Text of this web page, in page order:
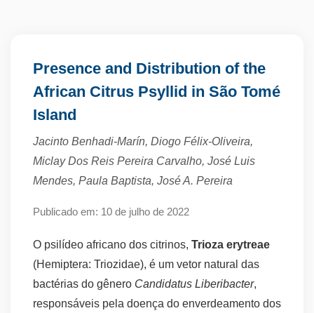
Presence and Distribution of the
African Citrus Psyllid in São Tomé
Island
Jacinto Benhadi-Marín, Diogo Félix-Oliveira,
Miclay Dos Reis Pereira Carvalho, José Luis
Mendes, Paula Baptista, José A. Pereira
Publicado em: 10 de julho de 2022
O psilídeo africano dos citrinos, Trioza erytreae
(Hemiptera: Triozidae), é um vetor natural das
bactérias do gênero Candidatus Liberibacter,
responsáveis pela doença do enverdeamento dos